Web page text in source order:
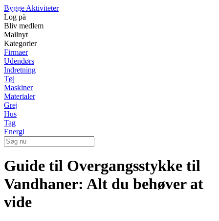
Bygge Aktiviteter
Log på
Bliv medlem
Mailnyt
Kategorier
Firmaer
Udendørs
Indretning
Tøj
Maskiner
Materialer
Grej
Hus
Tag
Energi
Guide til Overgangsstykke til
Vandhaner: Alt du behøver at
vide